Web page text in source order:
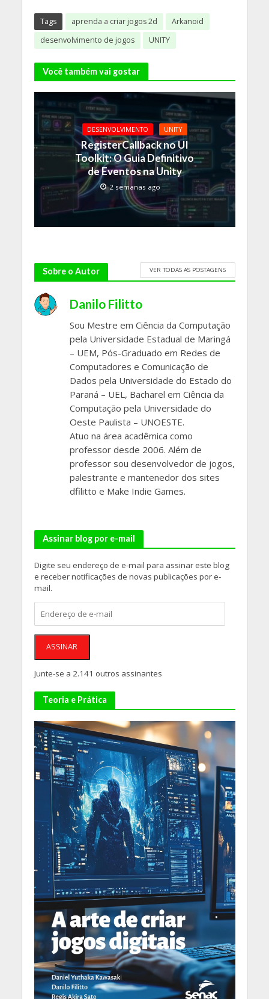
Tags aprenda a criar jogos 2d
Arkanoid
desenvolvimento de jogos
UNITY
Você também vai gostar
DESENVOLVIMENTO UNITY
RegisterCallback no UI
Toolkit: O Guia Definitivo
de Eventos na Unity
2 semanas ago
Sobre o Autor VER TODAS AS POSTAGENS
Danilo Filitto
Sou Mestre em Ciência da Computação
pela Universidade Estadual de Maringá
– UEM, Pós-Graduado em Redes de
Computadores e Comunicação de
Dados pela Universidade do Estado do
Paraná – UEL, Bacharel em Ciência da
Computação pela Universidade do
Oeste Paulista – UNOESTE.
Atuo na área acadêmica como
professor desde 2006. Além de
professor sou desenvolvedor de jogos,
palestrante e mantenedor dos sites
dfilitto e Make Indie Games.
Assinar blog por e-mail
Digite seu endereço de e-mail para assinar este blog
e receber notificações de novas publicações por e-
mail.
de
ASSINAR
Junte-se a 2.141 outros assinantes
Teoria e Prática